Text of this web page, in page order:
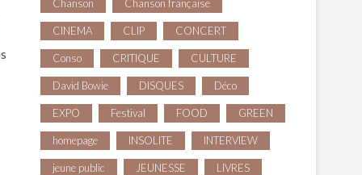
Chanson Chanson française
CINEMA CLIP CONCERT
Conso CRITIQUE CULTURE
David Bowie DISQUES Déco
EXPO Festival FOOD GREEN
homepage INSOLITE INTERVIEW
jeune public JEUNESSE LIVRES